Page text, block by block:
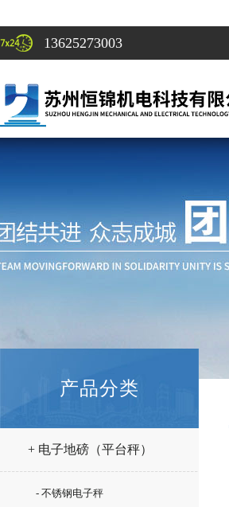
13625273003
产品分类
+ 电子地磅（平台秤）
- 不锈钢电子秤